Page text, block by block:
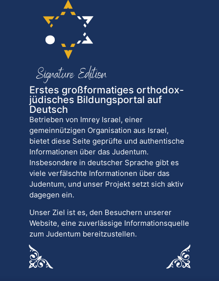
Erstes großformatiges orthodox-
jüdisches Bildungsportal auf
Deutsch
Betrieben von Imrey Israel, einer
gemeinnützigen Organisation aus Israel,
bietet diese Seite geprüfte und authentische
Informationen über das Judentum.
Insbesondere in deutscher Sprache gibt es
viele verfälschte Informationen über das
Judentum, und unser Projekt setzt sich aktiv
dagegen ein.
Unser Ziel ist es, den Besuchern unserer
Website, eine zuverlässige Informationsquelle
zum Judentum bereitzustellen.